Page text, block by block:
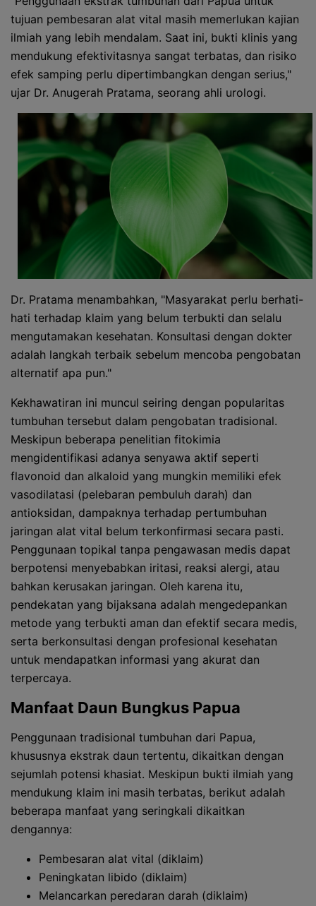
tujuan pembesaran alat vital masih memerlukan kajian
ilmiah yang lebih mendalam. Saat ini, bukti klinis yang
mendukung efektivitasnya sangat terbatas, dan risiko
efek samping perlu dipertimbangkan dengan serius,"
ujar Dr. Anugerah Pratama, seorang ahli urologi.
Dr. Pratama menambahkan, "Masyarakat perlu berhati-
hati terhadap klaim yang belum terbukti dan selalu
mengutamakan kesehatan. Konsultasi dengan dokter
adalah langkah terbaik sebelum mencoba pengobatan
alternatif apa pun."
Kekhawatiran ini muncul seiring dengan popularitas
tumbuhan tersebut dalam pengobatan tradisional.
Meskipun beberapa penelitian fitokimia
mengidentifikasi adanya senyawa aktif seperti
flavonoid dan alkaloid yang mungkin memiliki efek
vasodilatasi (pelebaran pembuluh darah) dan
antioksidan, dampaknya terhadap pertumbuhan
jaringan alat vital belum terkonfirmasi secara pasti.
Penggunaan topikal tanpa pengawasan medis dapat
berpotensi menyebabkan iritasi, reaksi alergi, atau
bahkan kerusakan jaringan. Oleh karena itu,
pendekatan yang bijaksana adalah mengedepankan
metode yang terbukti aman dan efektif secara medis,
serta berkonsultasi dengan profesional kesehatan
untuk mendapatkan informasi yang akurat dan
terpercaya.
Manfaat Daun Bungkus Papua
Penggunaan tradisional tumbuhan dari Papua,
khususnya ekstrak daun tertentu, dikaitkan dengan
sejumlah potensi khasiat. Meskipun bukti ilmiah yang
mendukung klaim ini masih terbatas, berikut adalah
beberapa manfaat yang seringkali dikaitkan
dengannya:
Pembesaran alat vital (diklaim)
Peningkatan libido (diklaim)
Melancarkan peredaran darah (diklaim)